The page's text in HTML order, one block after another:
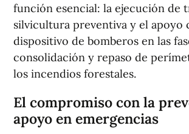
función esencial: la ejecución de
silvicultura preventiva y el apoyo
dispositivo de bomberos en las
consolidación y repaso de
los incendios forestales.
El compromiso con la
apoyo en emergencias